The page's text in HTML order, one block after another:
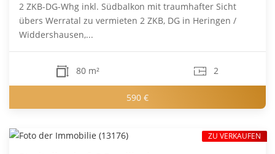
2 ZKB-DG-Whg inkl. Südbalkon mit traumhafter Sicht
übers Werratal zu vermieten 2 ZKB, DG in Heringen /
Widdershausen,...
80 m² 2
590 €
ZU VERKAUFEN